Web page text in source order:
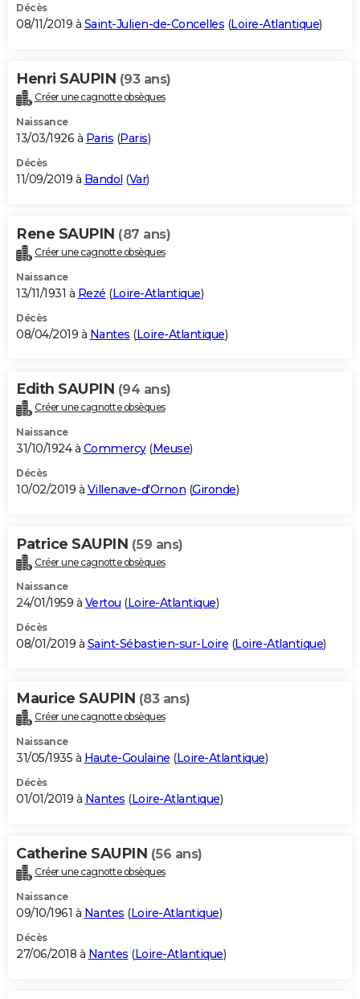
Décès
08/11/2019 à Saint-Julien-de-Concelles (Loire-Atlantique)
Henri SAUPIN (93 ans)
Créer une cagnotte obsèques
Naissance
13/03/1926 à Paris (Paris)
Décès
11/09/2019 à Bandol (Var)
Rene SAUPIN (87 ans)
Créer une cagnotte obsèques
Naissance
13/11/1931 à Rezé (Loire-Atlantique)
Décès
08/04/2019 à Nantes (Loire-Atlantique)
Edith SAUPIN (94 ans)
Créer une cagnotte obsèques
Naissance
31/10/1924 à Commercy(Meuse)
Décès
10/02/2019 à Villenave-d'Ornon (Gironde)
Patrice SAUPIN (59 ans)
Créer une cagnotte obsèques
Naissance
24/01/1959 à Vertou (Loire-Atlantique)
Décès
08/01/2019 à Saint-Sébastien-sur-Loire (Loire-Atlantique)
Maurice SAUPIN (83 ans)
Créer une cagnotte obsèques
Naissance
31/05/1935 à Haute-Goulaine (Loire-Atlantique)
Décès
01/01/2019 à Nantes (Loire-Atlantique)
Catherine SAUPIN (56 ans)
Créer une cagnotte obsèques
Naissance
09/10/1961 à Nantes (Loire-Atlantique)
Décès
27/06/2018 à Nantes (Loire-Atlantique)